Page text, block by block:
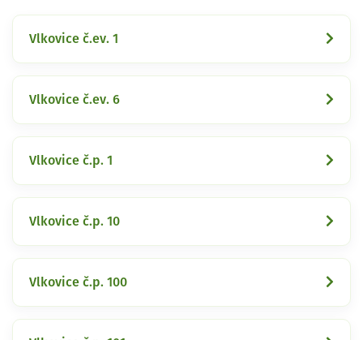
Vlkovice č.ev. 1
Vlkovice č.ev. 6
Vlkovice č.p. 1
Vlkovice č.p. 10
Vlkovice č.p. 100